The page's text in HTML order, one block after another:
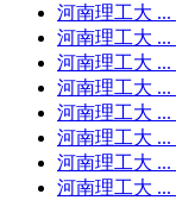
河南理工大 ...
河南理工大 ...
河南理工大 ...
河南理工大 ...
河南理工大 ...
河南理工大 ...
河南理工大 ...
河南理工大 ...